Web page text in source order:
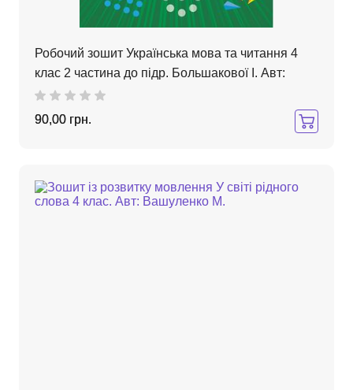
Робочий зошит Українська мова та читання 4
клас 2 частина до підр. Большакової І. Авт:
90,00 грн.